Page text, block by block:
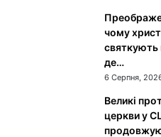
чому
святкують
де…
6 Серпня,
Великі
церкви у